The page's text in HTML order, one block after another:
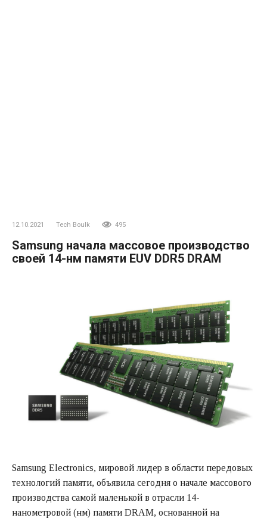
12.10.2021 Tech Boulk 495
Samsung начала массовое производство
своей 14-нм памяти EUV DDR5 DRAM
Samsung Electronics, мировой лидер в области передовых
технологий памяти, объявила сегодня о начале массового
производства самой маленькой в отрасли 14-
нанометровой (нм) памяти DRAM, основанной на